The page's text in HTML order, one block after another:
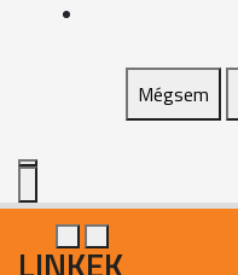
Mégsem
LINKEK